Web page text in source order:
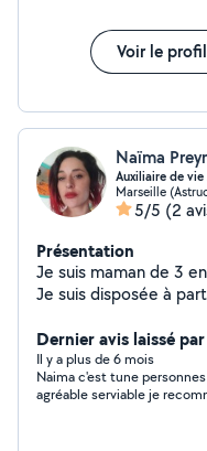
Voir le profil
Auxiliaire de
Marseille
5/5 (2
Présentation
Je suis maman de 3
Je suis disposée à
detoutes les
parcours
d auxiliaire de vie
Dernier avis laissé
Il y a plus de 6 mois
Naima c'est tune
agréable serviable je recommande vivement . Naima je tiens à